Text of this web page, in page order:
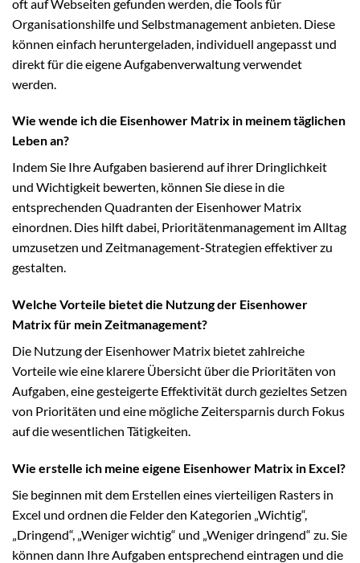
oft auf Webseiten gefunden werden, die Tools für
Organisationshilfe und Selbstmanagement anbieten. Diese
können einfach heruntergeladen, individuell angepasst und
direkt für die eigene Aufgabenverwaltung verwendet
werden.
Wie wende ich die Eisenhower Matrix in meinem täglichen
Leben an?
Indem Sie Ihre Aufgaben basierend auf ihrer Dringlichkeit
und Wichtigkeit bewerten, können Sie diese in die
entsprechenden Quadranten der Eisenhower Matrix
einordnen. Dies hilft dabei, Prioritätenmanagement im Alltag
umzusetzen und Zeitmanagement-Strategien effektiver zu
gestalten.
Welche Vorteile bietet die Nutzung der Eisenhower
Matrix für mein Zeitmanagement?
Die Nutzung der Eisenhower Matrix bietet zahlreiche
Vorteile wie eine klarere Übersicht über die Prioritäten von
Aufgaben, eine gesteigerte Effektivität durch gezieltes Setzen
von Prioritäten und eine mögliche Zeitersparnis durch Fokus
auf die wesentlichen Tätigkeiten.
Wie erstelle ich meine eigene Eisenhower Matrix in Excel?
Sie beginnen mit dem Erstellen eines vierteiligen Rasters in
Excel und ordnen die Felder den Kategorien „Wichtig“,
„Dringend“, „Weniger wichtig“ und „Weniger dringend“ zu. Sie
können dann Ihre Aufgaben entsprechend eintragen und die